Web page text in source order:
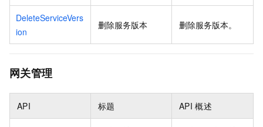
DeleteServiceVers
ion
删除服务版本 删除服务版本。
网关管理
API 标题 API 概述